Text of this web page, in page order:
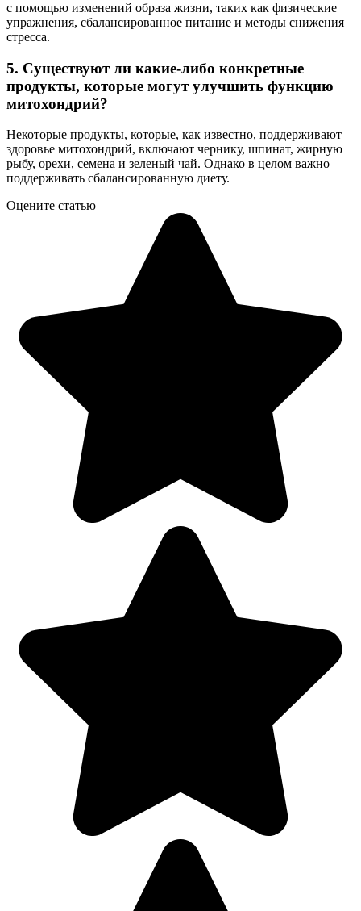
с помощью изменений образа жизни, таких как физические
упражнения, сбалансированное питание и методы снижения
стресса.
5. Существуют ли какие-либо конкретные
продукты, которые могут улучшить функцию
митохондрий?
Некоторые продукты, которые, как известно, поддерживают
здоровье митохондрий, включают чернику, шпинат, жирную
рыбу, орехи, семена и зеленый чай. Однако в целом важно
поддерживать сбалансированную диету.
Оцените статью